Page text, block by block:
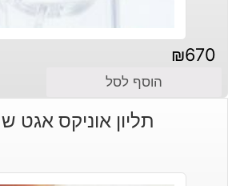
₪670
הוסף לסל
תליון אוניקס אגט